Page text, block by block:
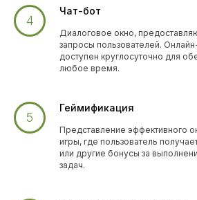
Чат-бот
Диалоговое окно,
запросы пользователей.
доступен круглосуточно для
любое время.
Геймификация
Представление эффективного
игры, где пользователь
или другие бонусы за
задач.
Читать подробнее